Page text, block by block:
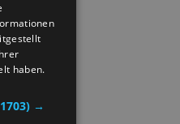
haben.
→